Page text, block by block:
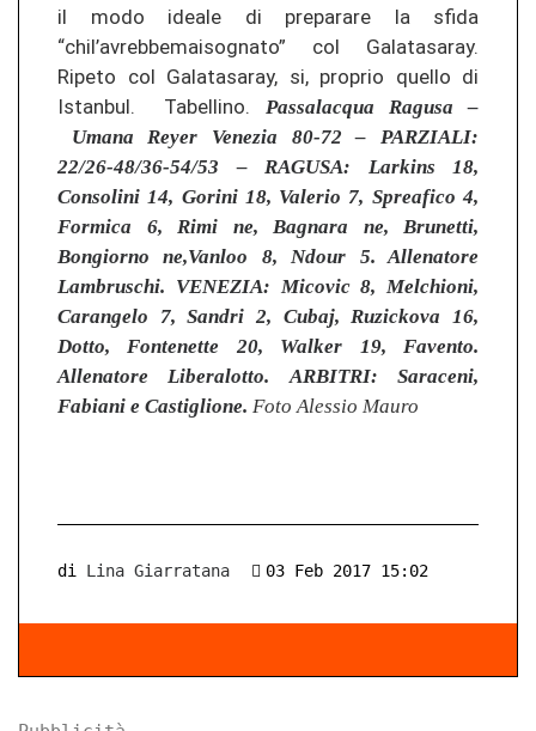
il modo ideale di preparare la sfida
“chil’avrebbemaisognato” col Galatasaray.
Ripeto col Galatasaray, si, proprio quello di
Istanbul. Tabellino.
Passalacqua Ragusa –
Umana Reyer Venezia 80-72 – PARZIALI:
22/26-48/36-54/53 – RAGUSA: Larkins 18,
Consolini 14, Gorini 18, Valerio 7, Spreafico 4,
Formica 6, Rimi ne, Bagnara ne, Brunetti,
Bongiorno ne,Vanloo 8, Ndour 5. Allenatore
Lambruschi. VENEZIA: Micovic 8, Melchioni,
Carangelo 7, Sandri 2, Cubaj, Ruzickova 16,
Dotto, Fontenette 20, Walker 19, Favento.
Allenatore Liberalotto.ARBITRI: Saraceni,
Fabiani e Castiglione. Foto Alessio Mauro
di Lina Giarratana 03 Feb 2017 15:02